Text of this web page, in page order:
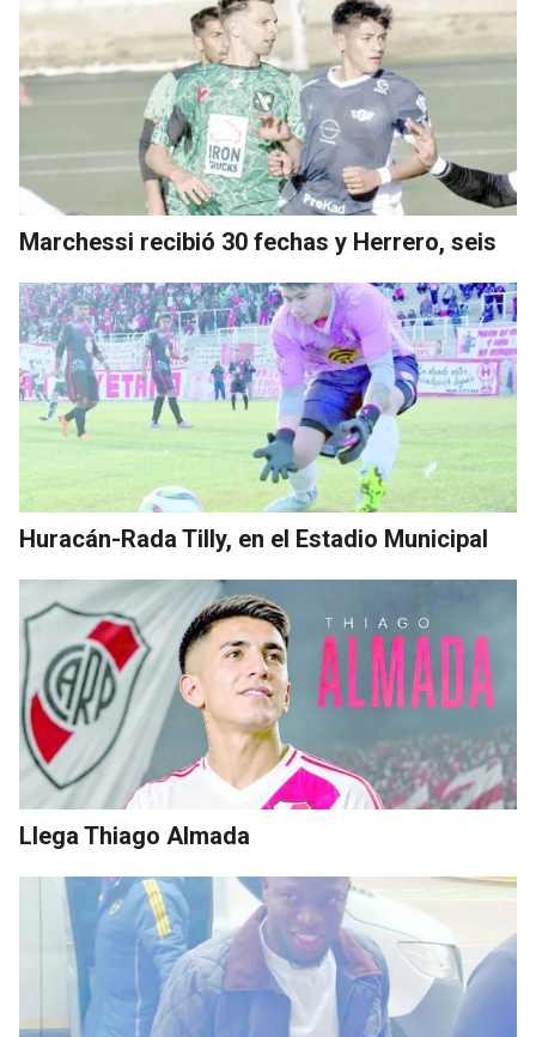
Marchessi recibió 30 fechas y Herrero, seis
Huracán-Rada Tilly, en el Estadio Municipal
Llega Thiago Almada